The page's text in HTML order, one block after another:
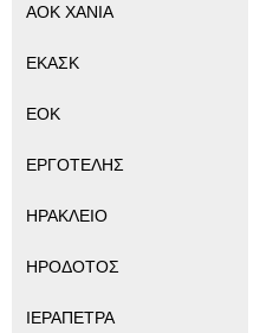
ΑΟΚ ΧΑΝΙΑ
ΕΚΑΣΚ
ΕΟΚ
ΕΡΓΟΤΕΛΗΣ
ΗΡΑΚΛΕΙΟ
ΗΡΟΔΟΤΟΣ
ΙΕΡΑΠΕΤΡΑ